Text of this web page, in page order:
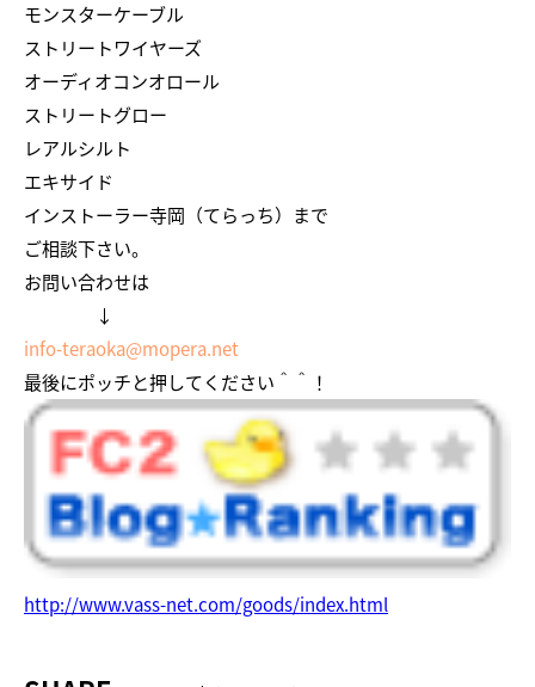
モンスターケーブル
ストリートワイヤーズ
オーディオコンオロール
ストリートグロー
レアルシルト
エキサイド
インストーラー寺岡（てらっち）まで
ご相談下さい。
お問い合わせは
↓
info-teraoka@mopera.net
最後にポッチと押してください＾＾！
http://www.vass-net.com/goods/index.html